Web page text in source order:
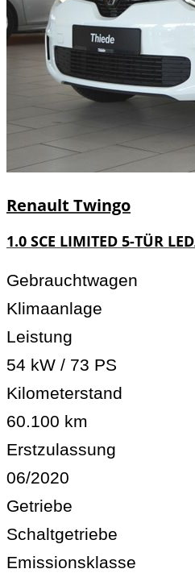
Renault Twingo
1.0 SCE LIMITED 5-TÜR
Gebrauchtwagen
Klimaanlage
Leistung
54 kW / 73 PS
Kilometerstand
60.100 km
Erstzulassung
06/2020
Getriebe
Schaltgetriebe
Emissionsklasse